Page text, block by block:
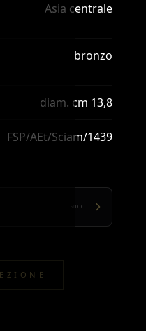
Asia centrale
bronzo
diam. cm 13,8
FSP/AEt/Sciam/1439
SUCC.